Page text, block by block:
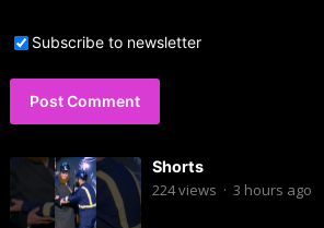
Subscribe to newsletter
Shorts
224views · 3 hours ago